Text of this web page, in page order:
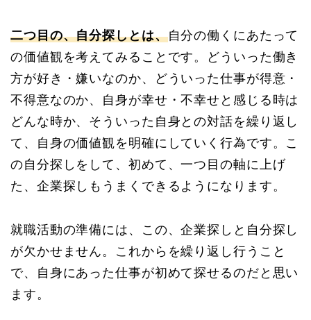
二つ目の、自分探しとは、自分の働くにあたって
の価値観を考えてみることです。どういった働き
方が好き・嫌いなのか、どういった仕事が得意・
不得意なのか、自身が幸せ・不幸せと感じる時は
どんな時か、そういった自身との対話を繰り返し
て、自身の価値観を明確にしていく行為です。こ
の自分探しをして、初めて、一つ目の軸に上げ
た、企業探しもうまくできるようになります。
就職活動の準備には、この、企業探しと自分探し
が欠かせません。これからを繰り返し行うこと
で、自身にあった仕事が初めて探せるのだと思い
ます。